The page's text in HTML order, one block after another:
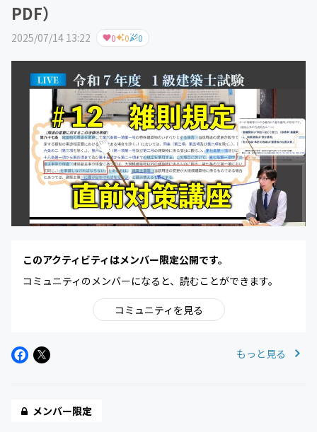
PDF）
2025/07/14 13:22 0 0 0
このアクティビティはメンバー限定公開です。
コミュニティのメンバーになると、読むことができます。
コミュニティを見る
もっと見る
メンバー限定